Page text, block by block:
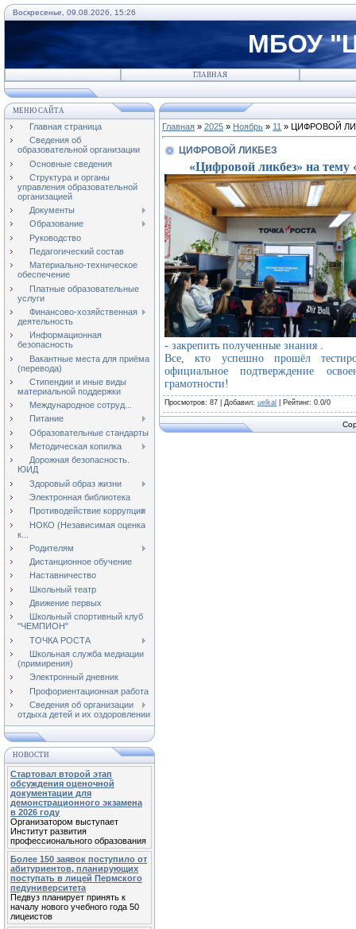
Воскресенье, 09.08.2026, 15:26
МБОУ
ГЛАВНАЯ
МЕНЮ САЙТА
Главная страница
Сведения об
образовательной организации
Основные сведения
Структура и органы
управления образовательной
организацией
Документы
Образование
Руководство
Педагогический состав
Материально-техническое
обеспечение
Платные образовательные
услуги
Финансово-хозяйственная
деятельность
Информационная
безопасность
Вакантные места для приёма
(перевода)
Стипендии и иные виды
материальной поддержки
Международное сотруд...
Питание
Образовательные стандарты
Методическая копилка
Дорожная безопасность.
ЮИД
Здоровый образ жизни
Электронная библиотека
Противодействие коррупции
НОКО (Независимая оценка
к...
Родителям
Дистанционное обучение
Наставничество
Школьный театр
Движение первых
Школьный спортивный клуб
"ЧЕМПИОН"
ТОЧКА РОСТА
Школьная служба медиации
(примирения)
Электронный дневник
Профориентационная работа
Сведения об организации
отдыха детей и их оздоровлении
НОВОСТИ
Стартовал второй этап
обсуждения оценочной
документации для
демонстрационного экзамена
в 2026 году
Организатором выступает
Институт развития
профессионального образования
Более 150 заявок поступило от
абитуриентов, планирующих
поступать в лицей Пермского
педуниверситета
Педвуз планирует принять к
началу нового учебного года 50
лицеистов
Главная » 2025 » Ноябрь » 11 » ЦИФРОВОЙ
ЦИФРОВОЙ ЛИКБЕЗ
«Цифровой ликбез» на
- закрепить полученные знания .
Все, кто успешно прошёл
официальное подтверждение
грамотности!
Просмотров: 87 | Добавил: uelkal Рейтинг: 0.0/0